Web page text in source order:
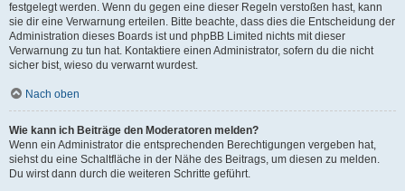
festgelegt werden. Wenn du gegen eine dieser Regeln verstoßen hast, kann
sie dir eine Verwarnung erteilen. Bitte beachte, dass dies die Entscheidung der
Administration dieses Boards ist und phpBB Limited nichts mit dieser
Verwarnung zu tun hat. Kontaktiere einen Administrator, sofern du die nicht
sicher bist, wieso du verwarnt wurdest.
Nach oben
Wie kann ich Beiträge den Moderatoren melden?
Wenn ein Administrator die entsprechenden Berechtigungen vergeben hat,
siehst du eine Schaltfläche in der Nähe des Beitrags, um diesen zu melden.
Du wirst dann durch die weiteren Schritte geführt.